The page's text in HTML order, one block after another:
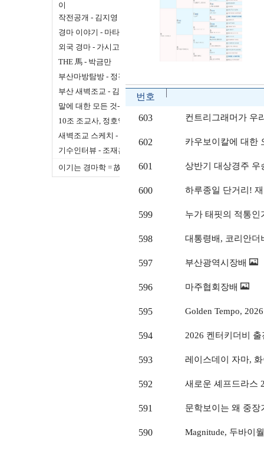
이
작전공개 - 김지영
경마 이야기 - 마타하리
외국 경마 - 가시고기
THE 馬 - 박금만
부산마방탐방 - 정경목
부산 새벽조교 - 김기경
말에 대한 모든 것- 馬ROOT
10조 조교사, 정호익입니다.
새벽조교 스케치 - 신승욱
기수인터뷰 - 조재흠
이기는 경마학 = 故안호국
번호
603 컨트리그래머가 우
602 카우보이칼에 대한
601 상반기 대상경주 우
600 하루종일 단거리!
599 누가 태핏의 적통인
598 대통령배, 코리안더
597 부산광역시장배
596 마주협회장배
595 Golden Tempo,
594 2026 켄터키더비 출
593 레이스데이 자마,
592 새로운 셰프드라스
591 문학보이는 왜 중장
590 Magnitude, 두바이